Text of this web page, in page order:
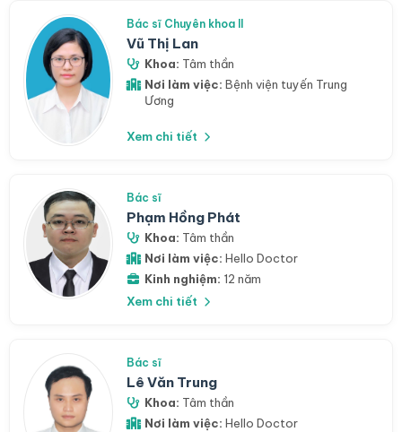
Bác sĩ Chuyên khoa II
Vũ Thị Lan
Khoa: Tâm thần
Nơi làm việc: Bệnh viện tuyến Trung
Ương
Xem chi tiết
Bác sĩ
Phạm Hồng Phát
Khoa: Tâm thần
Nơi làm việc: Hello Doctor
Kinh nghiệm: 12 năm
Xem chi tiết
Bác sĩ
Lê Văn Trung
Khoa: Tâm thần
Nơi làm việc: Hello Doctor